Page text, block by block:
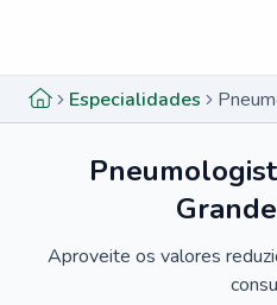
Especialidades
Aproveite os valores